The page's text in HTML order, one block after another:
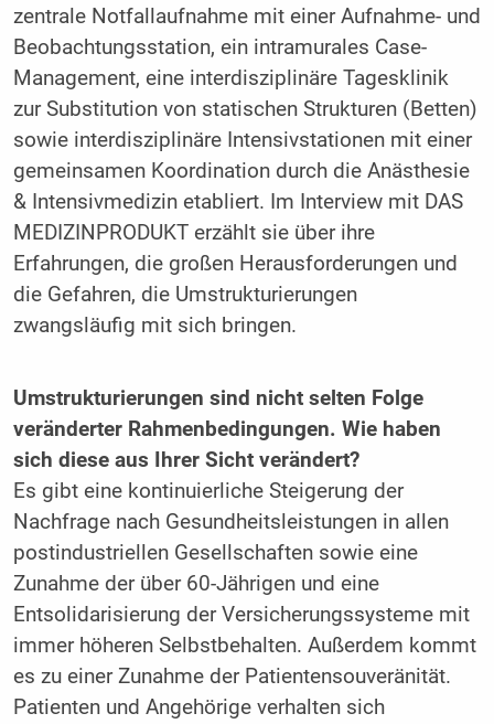
zentrale Notfallaufnahme mit einer Aufnahme- und
Beobachtungsstation, ein intramurales Case-
Management, eine interdisziplinäre Tagesklinik
zur Substitution von statischen Strukturen (Betten)
sowie interdisziplinäre Intensivstationen mit einer
gemeinsamen Koordination durch die Anästhesie
& Intensivmedizin etabliert. Im Interview mit DAS
MEDIZINPRODUKT erzählt sie über ihre
Erfahrungen, die großen Herausforderungen und
die Gefahren, die Umstrukturierungen
zwangsläufig mit sich bringen.
Umstrukturierungen sind nicht selten Folge
veränderter Rahmenbedingungen. Wie haben
sich diese aus Ihrer Sicht verändert?
Es gibt eine kontinuierliche Steigerung der
Nachfrage nach Gesundheitsleistungen in allen
postindustriellen Gesellschaften sowie eine
Zunahme der über 60-Jährigen und eine
Entsolidarisierung der Versicherungssysteme mit
immer höheren Selbstbehalten. Außerdem kommt
es zu einer Zunahme der Patientensouveränität.
Patienten und Angehörige verhalten sich